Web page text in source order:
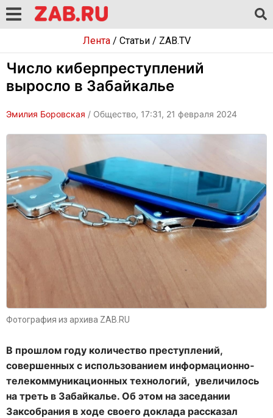
Лента/ Статьи/ ZAB.TV
Число киберпреступлений
выросло в Забайкалье
Эмилия Боровская / Общество, 17:31, 21 февраля 2024
Фотография из архива ZAB.RU
В прошлом году количество преступлений,
совершенных с использованием информационно-
телекоммуникационных технологий, увеличилось
на треть в Забайкалье. Об этом на заседании
Заксобрания в ходе своего доклада рассказал